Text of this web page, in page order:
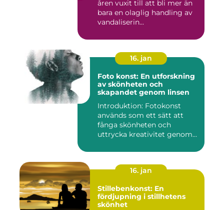
åren vuxit till att bli mer än
bara en olaglig handling av
vandaliserin...
16. jan
Foto konst: En utforskning
av skönheten och
skapandet genom linsen
Introduktion: Fotokonst
används som ett sätt att
fånga skönheten och
uttrycka kreativitet genom
16. jan
Stillebenkonst: En
fördjupning i stillhetens
skönhet